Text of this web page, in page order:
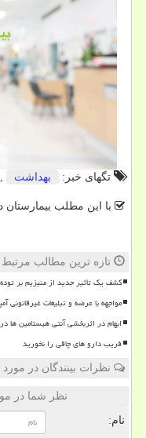
تگهای خبر: بهداشت
با این مطلب بیمارستان
تازه ترین مطالب مرتبط
کشف یک تأثیر جدید از منیزیم بر
مواجهه با عرضه و تبلیغات غیرقانونی
ابهام در اثربخشی آنتی هیستامین ها
فریب دارو های چاقی را نخورید
نظرات بینندگان در
نظر شما در
نام: